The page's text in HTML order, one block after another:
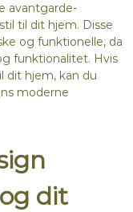
avantgarde-
til dit hjem. Disse
og funktionelle, da
funktionalitet. Hvis
dit hjem, kan du
moderne
dit